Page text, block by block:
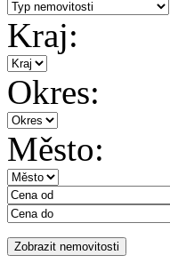
Kraj:
Okres:
Město: